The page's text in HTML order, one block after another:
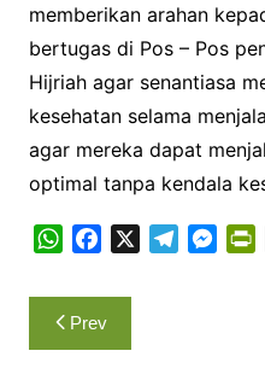
memberikan arahan
bertugas di Pos – Pos
Hijriah agar senantiasa
kesehatan selama
agar mereka dapat
optimal tanpa kendala
W
a
t
s
c
e
b
M
Navigasi
pos
Prev